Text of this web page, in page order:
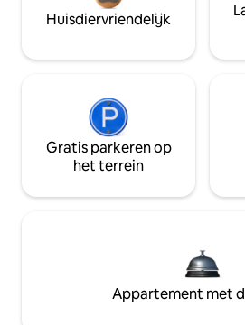
Huisdiervriendelijk
Gratis parkeren op
het terrein
Appartement met